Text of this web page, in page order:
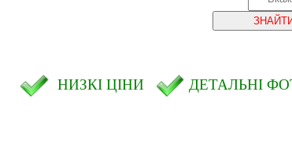
НИЗКІ ЦІНИ ДЕТАЛЬНІ